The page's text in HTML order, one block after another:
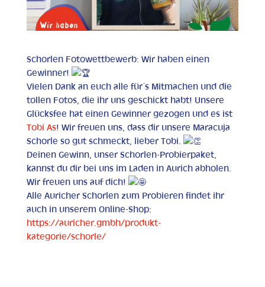
Schorlen Fotowettbewerb: Wir haben einen
Gewinner!
Vielen Dank an euch alle für´s Mitmachen und die
tollen Fotos, die ihr uns geschickt habt! Unsere
Glücksfee hat einen Gewinner gezogen und es ist
Tobi As! Wir freuen uns, dass dir unsere Maracuja
Schorle so gut schmeckt, lieber Tobi.
Deinen Gewinn, unser Schorlen-Probierpaket,
kannst du dir bei uns im Laden in Aurich abholen.
Wir freuen uns auf dich!
Alle Auricher Schorlen zum Probieren findet ihr
auch in unserem Online-Shop:
https://auricher.gmbh/produkt-
kategorie/schorle/